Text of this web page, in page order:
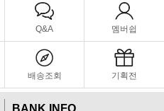
Q&A 멤버쉽
배송조회 기획전